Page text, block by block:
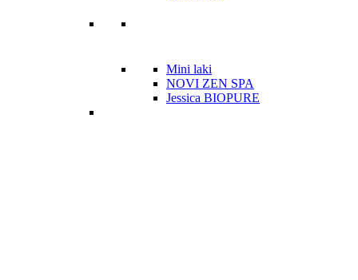
Mini laki
NOVI ZEN SPA
Jessica BIOPURE